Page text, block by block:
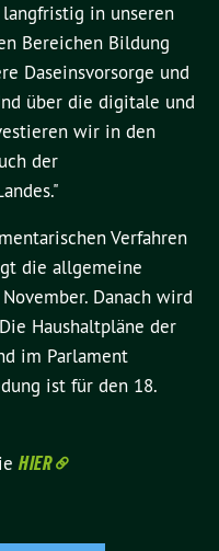
in unseren
Bereichen Bildung
Daseinsvorsorge und
über die digitale und
wir in den
der
Verfahren
die allgemeine
Danach wird
Haushaltpläne der
im Parlament
ist für den 18.
HIER